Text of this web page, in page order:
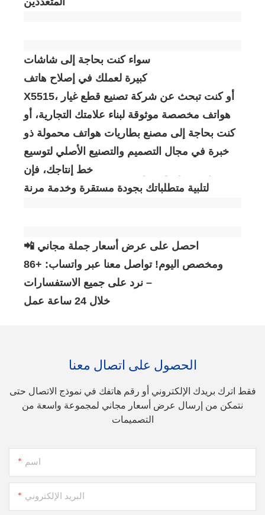
سواء كنت بحاجة إلى شاشات OLED بديلة بكميات
كبيرة لعملك في إصلاح هاتف Infinix Smart 2
X5515، أو كنت تبحث عن شركة تصنيع قطع غيار
هواتف مخصصة موثوقة لبناء علامتك التجارية، أو
كنت بحاجة إلى مصنع بطاريات هواتف محمولة ذو
خبرة في مجال التصميم والتصنيع الأصلي لتوسيع
خط إنتاجك، فإن Horizon لديها القدرة والخبرة
📲 احصل على عرض أسعار جملة مجاني
ومخصص اليوم! تواصل معنا عبر واتساب: +86
13824303378 – نرد على جميع الاستفسارات
الحصول على اتصال معنا
فقط اترك بريدك الإلكتروني أو رقم هاتفك في نموذج الاتصال حتى
نتمكن من إرسال عرض أسعار مجاني لمجموعة واسعة من
التصميمات
اسم
البريد الإلكتروني